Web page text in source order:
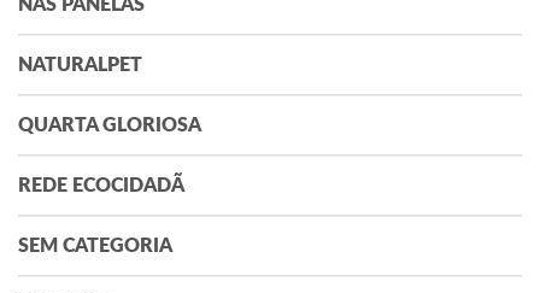
NAS PANELAS
NATURALPET
QUARTA GLORIOSA
REDE ECOCIDADÃ
SEM CATEGORIA